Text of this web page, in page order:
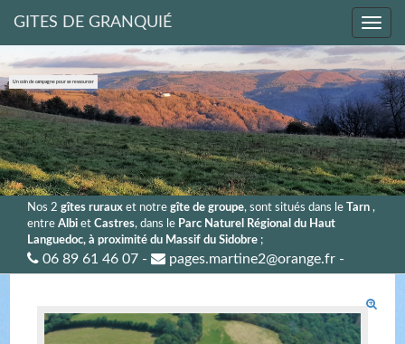
GITES DE GRANQUIÉ
Un coin de campagne pour se ressourcer
Nos 2 gîtes ruraux et notre gîte de groupe, sont situés dans le Tarn ,
entre Albi et Castres, dans le Parc Naturel Régional du Haut
Languedoc, à proximité du Massif du Sidobre ;
06 89 61 46 07 - pages.martine2@orange.fr -